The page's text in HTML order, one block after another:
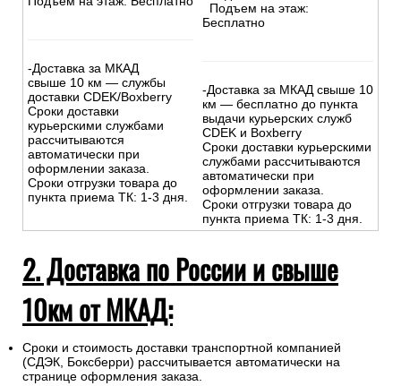
-Доставка за МКАД
свыше 10 км — службы
доставки CDEK/Boxberry
Сроки доставки
курьерскими службами
рассчитываются
автоматически при
оформлении заказа.
Сроки отгрузки товара до
пункта приема ТК: 1-3 дня.
Подъем на этаж:
Бесплатно
-Доставка за МКАД свыше 10
км — бесплатно до пункта
выдачи курьерских служб
CDEK и Boxberry
Сроки доставки курьерскими
службами рассчитываются
автоматически при
оформлении заказа.
Сроки отгрузки товара до
пункта приема ТК: 1-3 дня.
2. Доставка по России и свыше
10км от МКАД:
Сроки и стоимость доставки транспортной компанией
(СДЭК, Боксберри) рассчитывается автоматически на
странице оформления заказа.